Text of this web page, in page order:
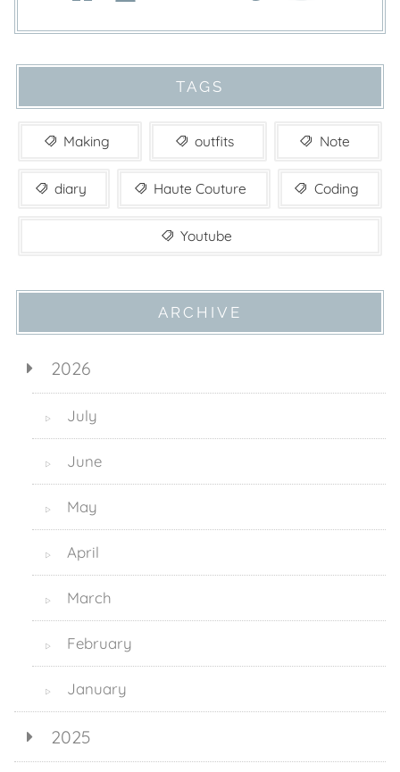
TAGS
Making outfits Note
diary Haute Couture Coding
Youtube
ARCHIVE
2026
▷ July
▷ June
▷ May
▷ April
▷ March
▷ February
▷ January
2025